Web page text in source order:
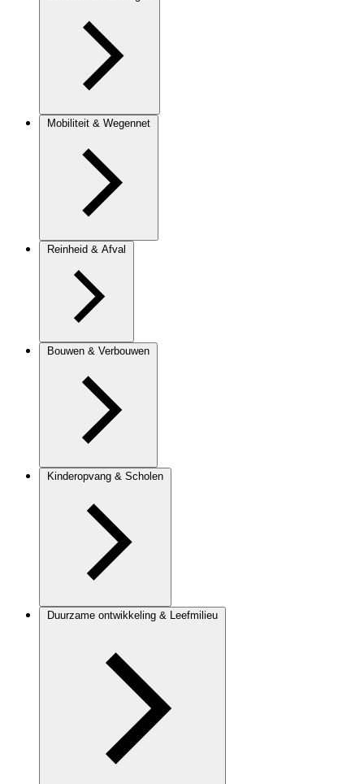
Mobiliteit & Wegennet
Reinheid & Afval
Bouwen & Verbouwen
Kinderopvang & Scholen
Duurzame ontwikkeling & Leefmilieu